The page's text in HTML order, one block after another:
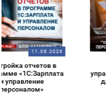
14.08.2026
«1С:Зарплата и
управление персоналом
для начинающих»